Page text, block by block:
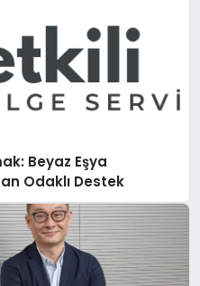
Beyaz Eşya
Odaklı Destek